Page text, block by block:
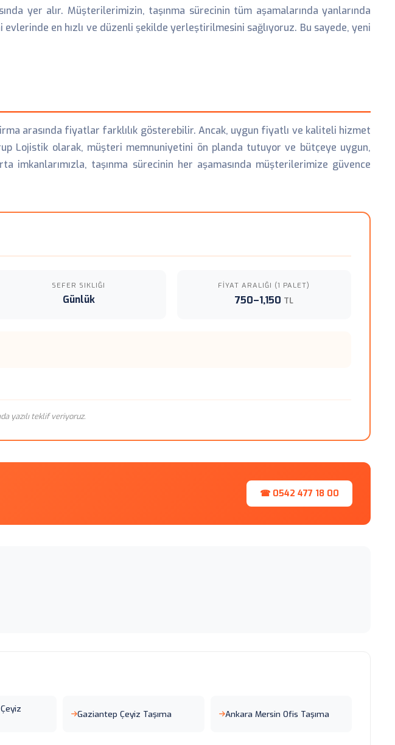
yer alır. Müşterilerimizin, taşınma sürecinin tüm aşamalarında yanlarında
en hızlı ve düzenli şekilde yerleştirilmesini sağlıyoruz. Bu sayede, yeni
arasında fiyatlar farklılık gösterebilir. Ancak, uygun fiyatlı ve kaliteli hizmet
Lojistik olarak, müşteri memnuniyetini ön planda tutuyor ve bütçeye uygun,
taşınma sürecinin her aşamasında müşterilerimize güvence
SEFER SIKLIĞI
Günlük
FIYAT ARALIĞI (1 PALET)
750–1,150 TL
yazılı teklif veriyoruz.
☎ 0542 477 18 00
Gaziantep Çeyiz Taşıma Ankara Mersin Ofis Taşıma